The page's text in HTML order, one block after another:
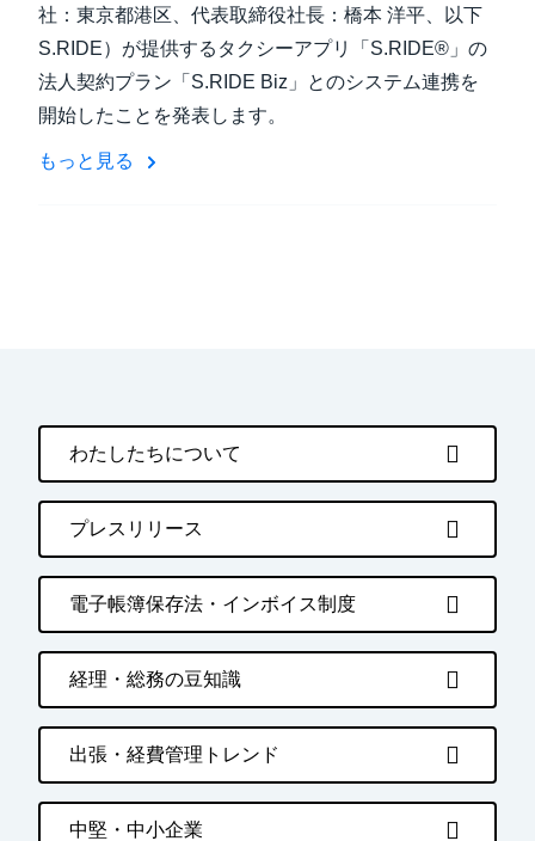
社：東京都港区、代表取締役社長：橋本 洋平、以下
S.RIDE）が提供するタクシーアプリ「S.RIDE®」の
法人契約プラン「S.RIDE Biz」とのシステム連携を
開始したことを発表します。
もっと見る
わたしたちについて
プレスリリース
電子帳簿保存法・インボイス制度
経理・総務の豆知識
出張・経費管理トレンド
中堅・中小企業